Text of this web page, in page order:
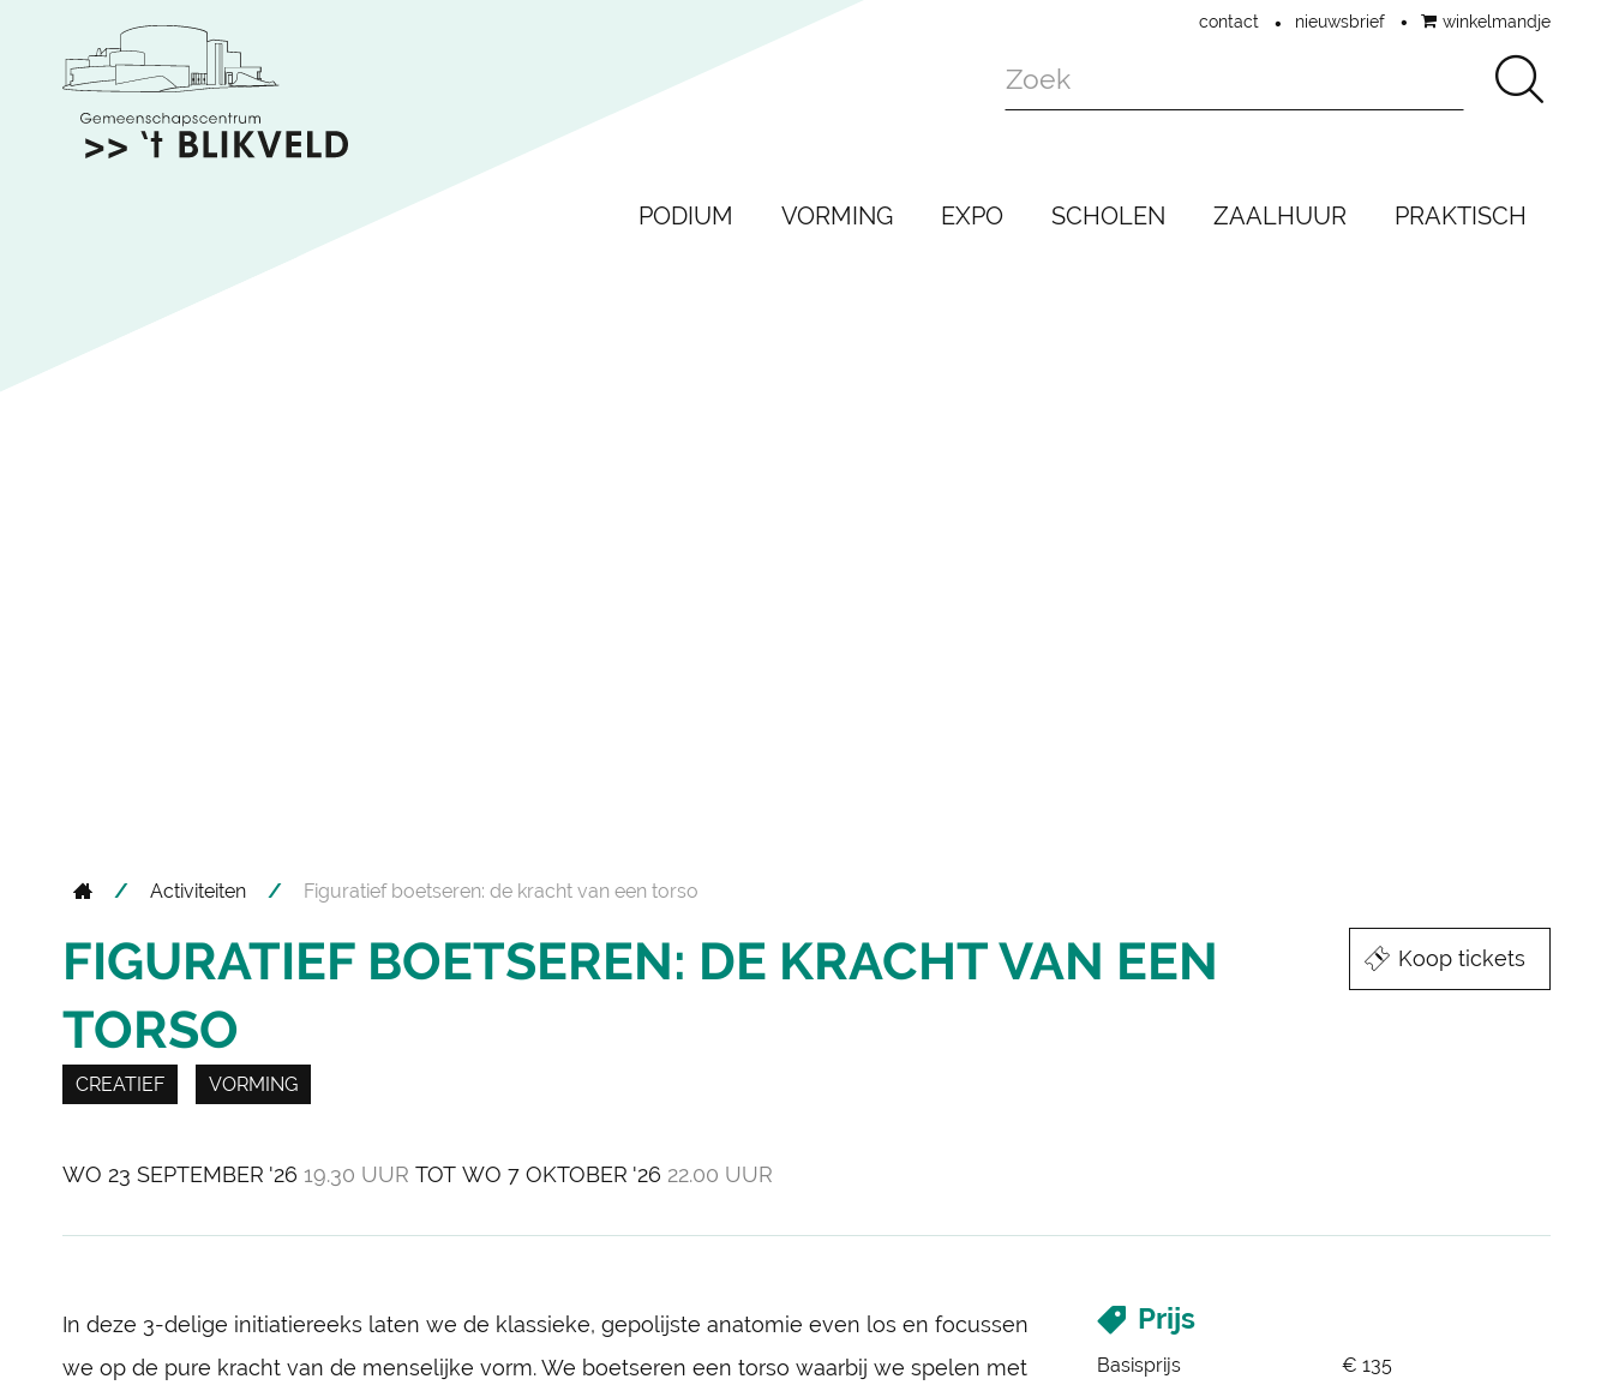
Naar
Gemeenschapscentrum
't
Blikveld
contact nieuwsbrief winkelmandje
PODIUM VORMING EXPO SCHOLEN ZAALHUUR PRAKTISCH
StartpaginaActiviteiten Figuratief boetseren: de kracht van een torso
FIGURATIEF BOETSEREN: DE KRACHT VAN EEN
TORSO
Koop tickets
CREATIEF VORMING
WO 23 SEPTEMBER '26 19.30 UUR TOT WO 7 OKTOBER '26 22.00 UUR
In deze 3-delige initiatiereeks laten we de klassieke, gepolijste anatomie even los en focussen
we op de pure kracht van de menselijke vorm. We boetseren een torso waarbij we spelen met
Prijs
Basisprijs € 135